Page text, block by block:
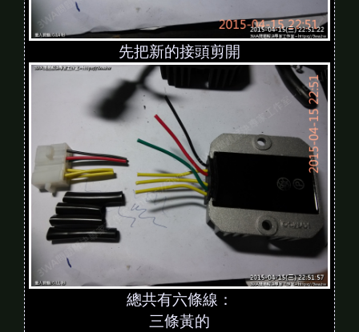
先把新的接頭剪開
總共有六條線：
三條黃的